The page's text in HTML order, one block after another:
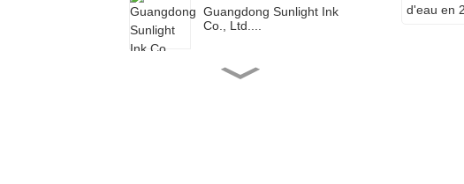
Guangdong Sunlight Ink
Co., Ltd....